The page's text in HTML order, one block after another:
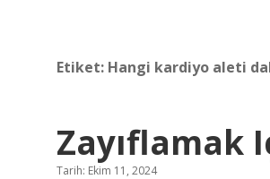
Etiket: Hangi kardiyo aleti
Zayıflamak
Tarih: Ekim 11, 2024